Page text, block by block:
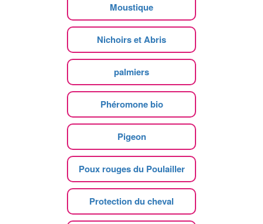
Moustique
Nichoirs et Abris
palmiers
Phéromone bio
Pigeon
Poux rouges du Poulailler
Protection du cheval